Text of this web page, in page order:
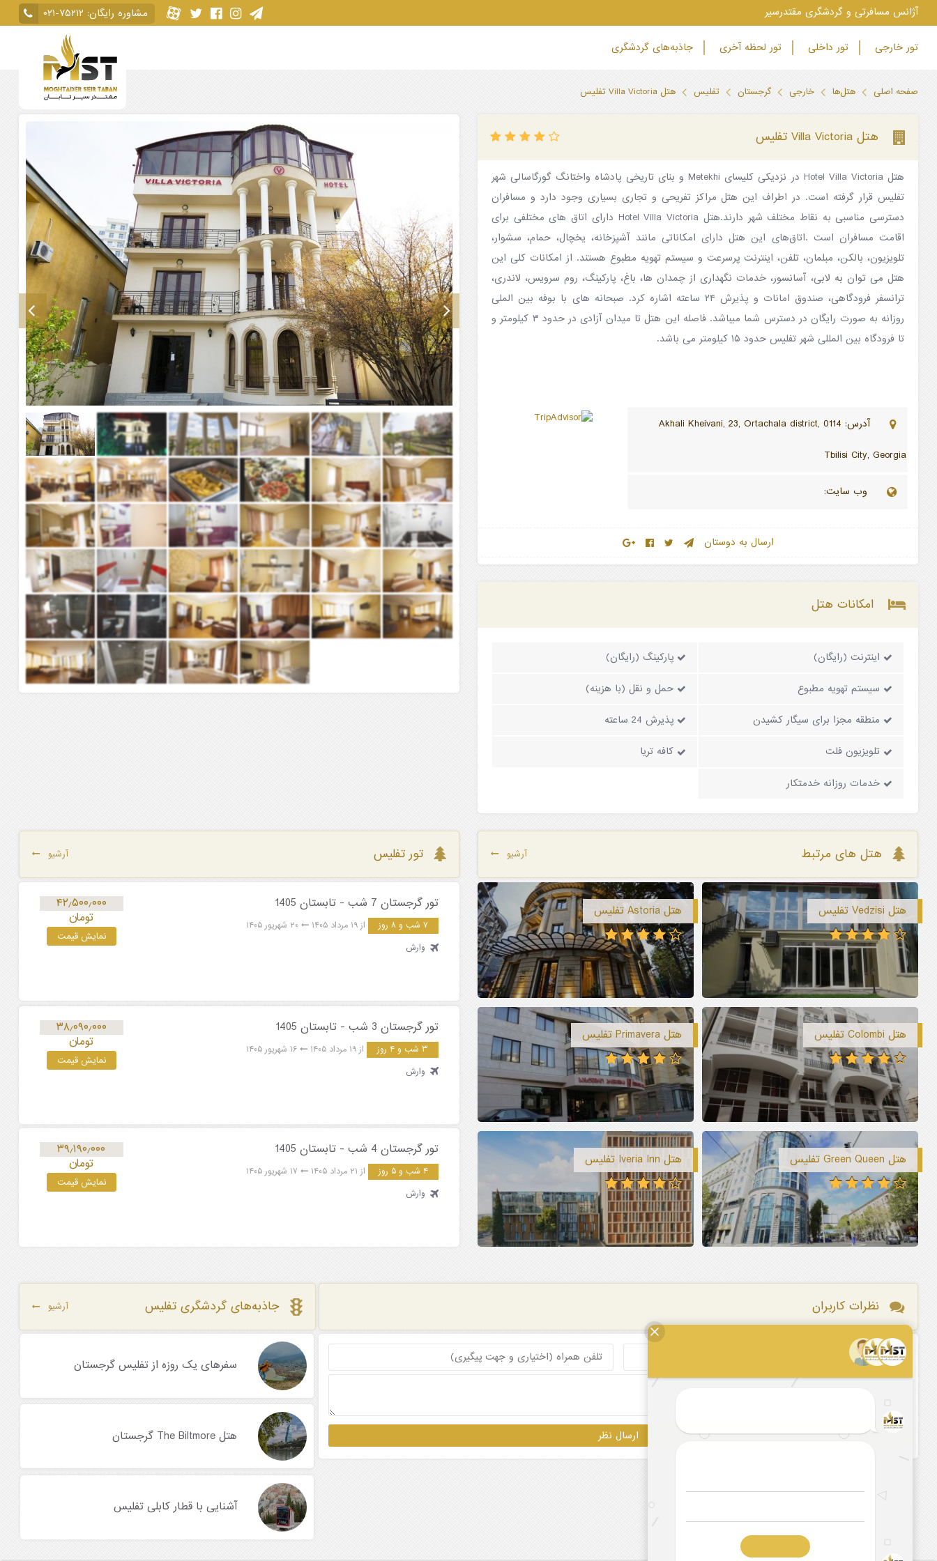
‫آژانس مسافرتی و گردشگری مقتدرسیر مشاوره رایگان: ۰۲۱-۷۵۲۱۲
تور خارجی تور داخلی تور لحظه آخری جاذبه‌های گردشگری
صفحه اصلی هتل‌ها خارجی گرجستان تفلیس هتل Villa Victoria تفلیس
هتل Villa Victoria تفلیس
هتل Hotel Villa Victoria در نزدیکی کلیسای Metekhi و بنای تاریخی پادشاه واختانگ گورگاسالی شهر
تفلیس قرار گرفته است. در اطراف این هتل مراکز تفریحی و تجاری بسیاری وجود دارد و مسافران
دسترسی مناسبی به نقاط مختلف شهر دارند.هتل Hotel Villa Victoria دارای اتاق های مختلفی برای
اقامت مسافران است .اتاق‌های این هتل دارای امکاناتی مانند آشپزخانه، یخچال، حمام، سشوار،
تلویزیون، بالکن، مبلمان، تلفن، اینترنت پرسرعت و سیستم تهویه مطبوع هستند. از امکانات کلی این
هتل می توان به لابی، آسانسور، خدمات نگهداری از چمدان ها، باغ، پارکینگ، روم سرویس، لاندری،
ترانسفر فرودگاهی، صندوق امانات و پذیرش ۲۴ ساعته اشاره کرد. صبحانه های با بوفه بین الملی
روزانه به صورت رایگان در دسترس شما میباشد. فاصله این هتل تا میدان آزادی در حدود ۳ کیلومتر و
تا فرودگاه بین المللی شهر تفلیس حدود ۱۵ کیلومتر می باشد.
آدرس: Akhali Kheivani, 23, Ortachala district, 0114
Tbilisi City, Georgia
وب سایت:
ارسال به دوستان
امکانات هتل
اینترنت (رایگان) پارکینگ (رایگان)
سیستم تهویه مطبوع حمل و نقل (با هزینه)
منطقه مجزا برای سیگار کشیدن پذیرش 24 ساعته
تلویزیون فلت کافه تریا
خدمات روزانه خدمتکار
هتل های مرتبط آرشیو
هتل Vedzisi تفلیس هتل Astoria تفلیس
هتل Colombi تفلیس هتل Primavera تفلیس
هتل Green Queen تفلیس هتل Iveria Inn تفلیس
تور تفلیس آرشیو
تور گرجستان 7 شب - تابستان 1405
۷ شب و ۸ روز از ۱۹ مرداد ۱۴۰۵
۲۰ شهریور ۱۴۰۵
وارش
۴۲٫۵۰۰٫۰۰۰
تومان
نمایش قیمت
تور گرجستان 3 شب - تابستان 1405
۳ شب و ۴ روز از ۱۹ مرداد ۱۴۰۵
۱۶ شهریور ۱۴۰۵
وارش
۳۸٫۰۹۰٫۰۰۰
تومان
نمایش قیمت
تور گرجستان 4 شب - تابستان 1405
۴ شب و ۵ روز از ۲۱ مرداد ۱۴۰۵
۱۷ شهریور ۱۴۰۵
وارش
۳۹٫۱۹۰٫۰۰۰
تومان
نمایش قیمت
جاذبه‌های گردشگری تفلیس آرشیو
سفرهای یک روزه از تفلیس گرجستان
هتل The Biltmore گرجستان
آشنایی با قطار کابلی تفلیس
نظرات کاربران